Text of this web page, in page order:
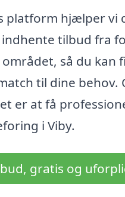
platform hjælper vi
tilbud fra
så du kan
til dine behov.
er at få
i Viby.
gratis og